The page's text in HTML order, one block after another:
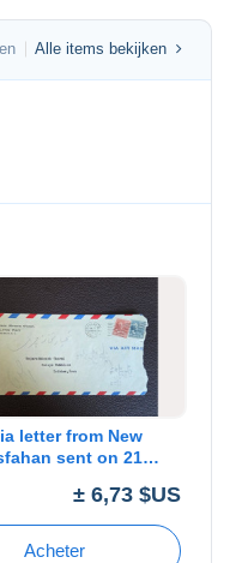
Alle items bekijken
letter from New
sent on 21
famous Isfahani
± 6,73 $US
Acheter